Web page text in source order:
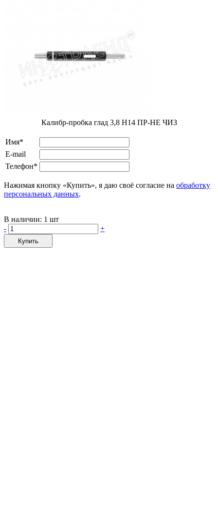
Калибр-пробка глад 3,8 H14 ПР-НЕ ЧИЗ
Имя*
E-mail
Телефон*
Нажимая кнопку «Купить», я даю своё согласие на обработку
персональных данных.
В наличии: 1 шт
-
+
Купить